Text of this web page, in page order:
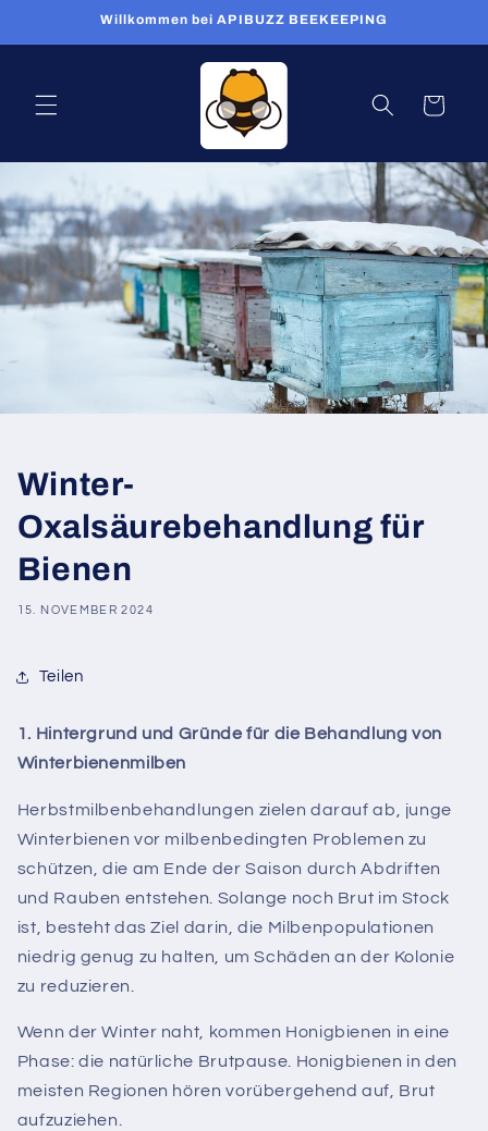
Inhalt
Willkommen bei APIBUZZ BEEKEEPING
Warenkorb
Winter-
Oxalsäurebehandlung für
Bienen
15. NOVEMBER 2024
Teilen
1. Hintergrund und Gründe für die Behandlung von
Winterbienenmilben
Herbstmilbenbehandlungen zielen darauf ab, junge
Winterbienen vor milbenbedingten Problemen zu
schützen, die am Ende der Saison durch Abdriften
und Rauben entstehen. Solange noch Brut im Stock
ist, besteht das Ziel darin, die Milbenpopulationen
niedrig genug zu halten, um Schäden an der Kolonie
zu reduzieren.
Wenn der Winter naht, kommen Honigbienen in eine
Phase: die natürliche Brutpause. Honigbienen in den
meisten Regionen hören vorübergehend auf, Brut
aufzuziehen.